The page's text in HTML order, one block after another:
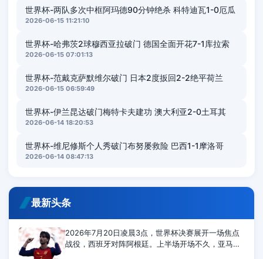
世界杯-两队多次中框阿玛德90分钟绝杀 科特迪瓦1-0厄瓜
2026-06-15 11:21:10
世界杯-哈弗茨2球穆西亚拉破门 德国全面开花7-1库拉索
2026-06-15 07:01:13
世界杯-范戴克萨默维尔破门 日本2度扳回2-2绝平荷兰
2026-06-15 06:59:49
世界杯-伊兰昆达破门梅特卡夫建功 澳大利亚2-0土耳其
2026-06-14 18:20:53
世界杯-维尼修斯个人秀破门布努屡救险 巴西1-1摩洛哥
2026-06-14 08:47:13
最新头条
2026年7月20日凌晨3点，世界杯决赛展开一场焦点
战役，西班牙对阵阿根廷。上半场开场不久，亚马尔